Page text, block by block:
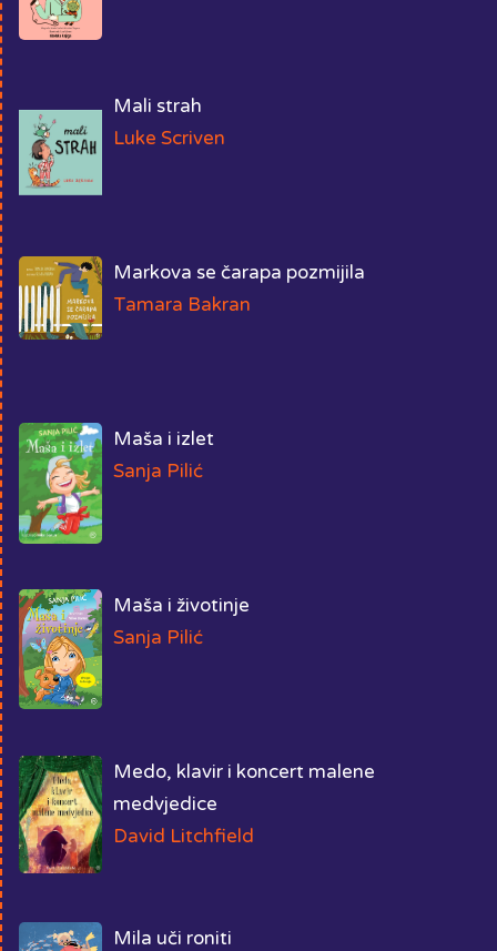
Mali strah
Luke Scriven
Markova se čarapa pozmijila
Tamara Bakran
Maša i izlet
Sanja Pilić
Maša i životinje
Sanja Pilić
Medo, klavir i koncert malene
medvjedice
David Litchfield
Mila uči roniti